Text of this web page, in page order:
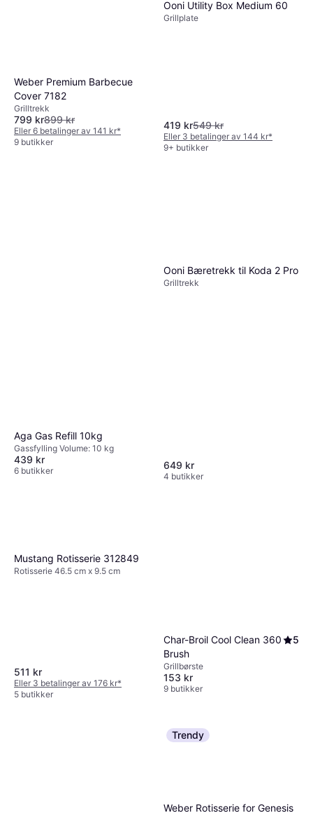
Weber Premium Barbecue
Cover 7182
Grilltrekk
799 kr899 kr
Eller 6 betalinger av 141 kr*
9 butikker
Ooni Utility Box Medium 60
Grillplate
419 kr549 kr
Eller 3 betalinger av 144 kr*
9+ butikker
Aga Gas Refill 10kg
Gassfylling Volume: 10 kg
439 kr
6 butikker
Ooni Bæretrekk til Koda 2 Pro
Grilltrekk
649 kr
4 butikker
Mustang Rotisserie 312849
Rotisserie 46.5 cm x 9.5 cm
511 kr
Eller 3 betalinger av 176 kr*
5 butikker
Char-Broil Cool Clean 360
Brush
5
Grillbørste
153 kr
9 butikker
Trendy
Weber Rotisserie for Genesis